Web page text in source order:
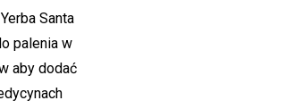
Santa
palenia w
aby dodać